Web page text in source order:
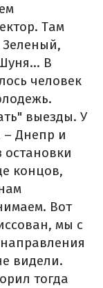
Там
В
человек
выезды. У
– Днепр и
концов,
Вот
мы с
видели.
тогда